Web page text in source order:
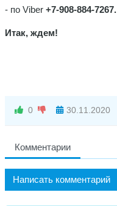
- по Viber +7-908-884-7267.
Итак, ждем!
0 30.11.2020
Комментарии
Написать комментарий